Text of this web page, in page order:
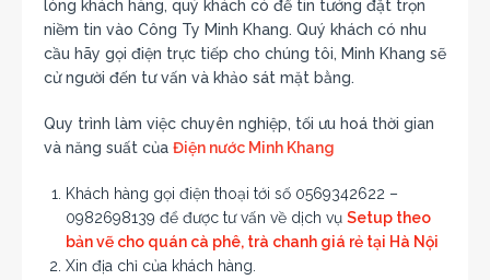
lòng khách hàng, quý khách có để tin tưởng đặt trọn
niềm tin vào Công Ty Minh Khang. Quý khách có nhu
cầu hãy gọi điện trực tiếp cho chúng tôi, Minh Khang sẽ
cử người đến tư vấn và khảo sát mặt bằng.
Quy trình làm việc chuyên nghiệp, tối ưu hoá thời gian
và năng suất của Điện nước Minh Khang
Khách hàng gọi điện thoại tới số 0569342622 –
0982698139 để được tư vấn về dịch vụ Setup theo
bản vẽ cho quán cà phê, trà chanh giá rẻ tại Hà Nội
Xin địa chỉ của khách hàng.